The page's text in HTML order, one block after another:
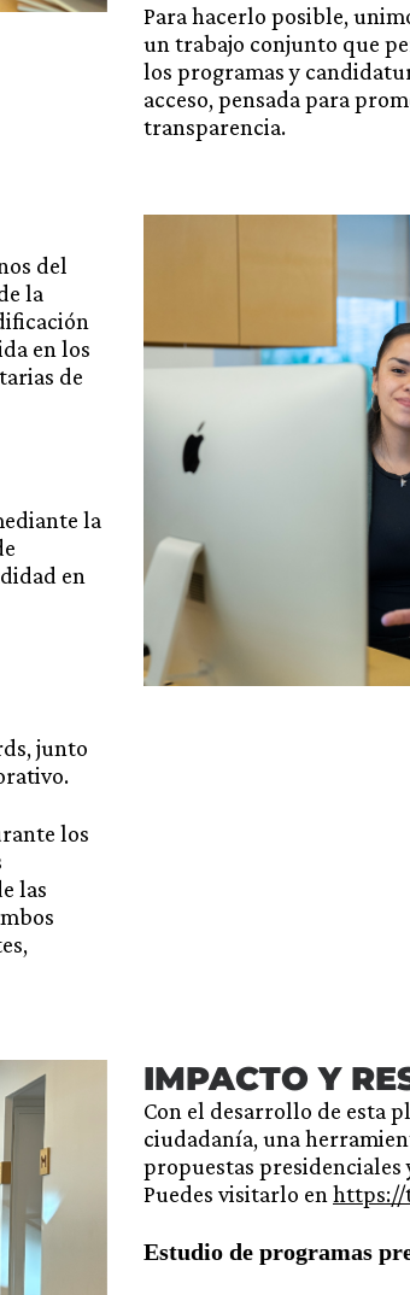
Para hacerlo posible,
un trabajo conjunto que
los programas y
acceso, pensada para
transparencia.
del
la
en los
de
la
en
junto
los
las
IMPACTO Y
Con el desarrollo de esta
ciudadanía, una
propuestas
Puedes visitarlo en https://
Estudio de programas